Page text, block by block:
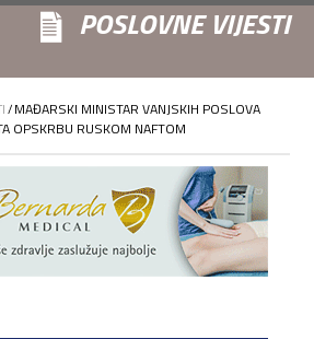
POSLOVNE VIJESTI
/MAĐARSKI MINISTAR VANJSKIH POSLOVA
OPSKRBU RUSKOM NAFTOM